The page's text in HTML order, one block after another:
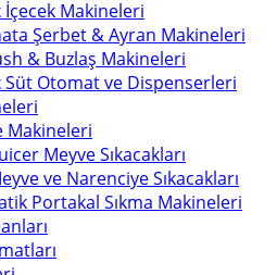
İçecek Makineleri
Şerbet & Ayran Makineleri
& Buzlaş Makineleri
Süt Otomat ve Dispenserleri
Makineleri
Meyve Sıkacakları
ve Narenciye Sıkacakları
Portakal Sıkma Makineleri